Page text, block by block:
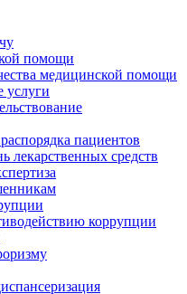
помощи
медицинской помощи
услуги
пациентов
лекарственных средств
коррупции